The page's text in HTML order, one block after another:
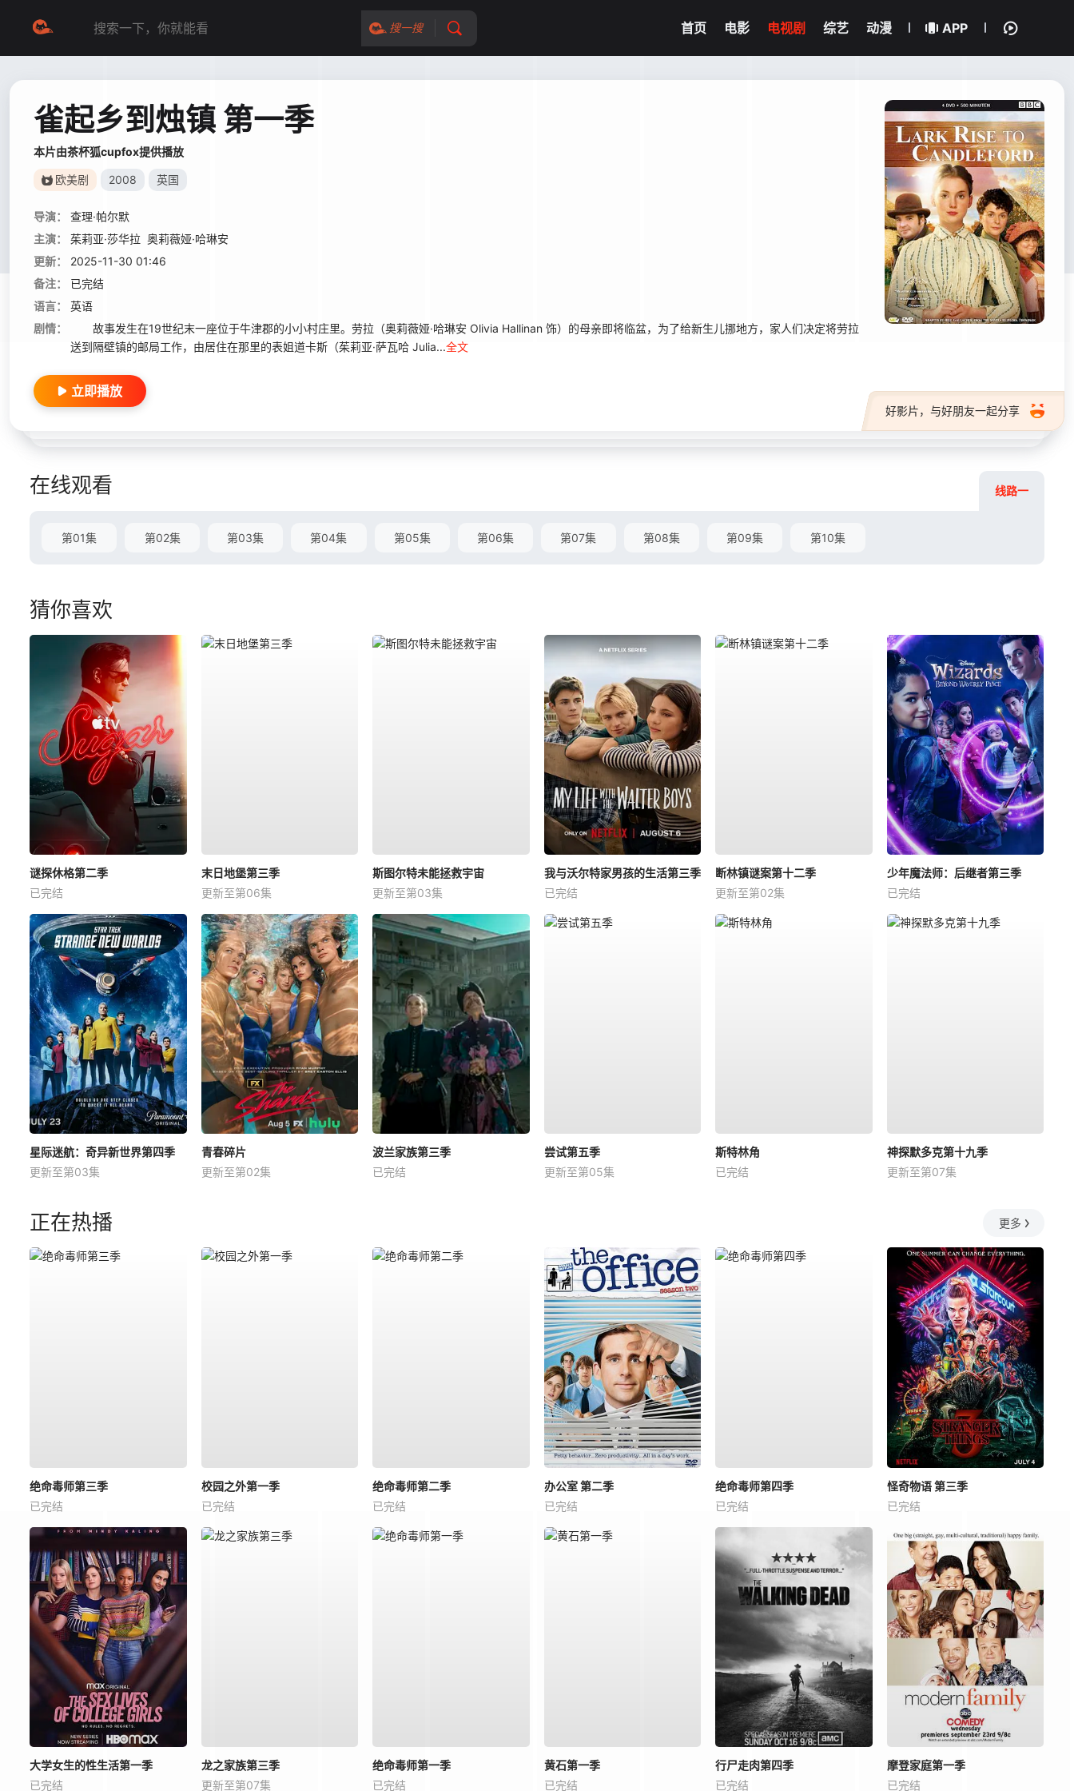
搜一搜 首页 电影 电视剧 综艺 动漫 APP
雀起乡到烛镇 第一季
本片由茶杯狐cupfox提供播放
欧美剧 2008 英国
导演：
查理·帕尔默
主演：
茱莉亚·莎华拉 奥莉薇娅·哈琳安
更新：
2025-11-30 01:46
备注：
已完结
语言：
英语
剧情：
故事发生在19世纪末一座位于牛津郡的小小村庄里。劳拉（奥莉薇娅·哈琳安 Olivia Hallinan 饰）的母亲即将临盆，为了给新生儿挪地方，家人们决定将劳拉
送到隔壁镇的邮局工作，由居住在那里的表姐道卡斯（茱莉亚·萨瓦哈 Julia...全文
好影片，与好朋友一起分享
立即播放
在线观看 线路一
第01集 第02集 第03集 第04集 第05集 第06集 第07集 第08集 第09集 第10集
猜你喜欢
谜探休格第二季
已完结
末日地堡第三季
更新至第06集
斯图尔特未能拯救宇宙
更新至第03集
我与沃尔特家男孩的生活第三季
已完结
断林镇谜案第十二季
更新至第02集
少年魔法师：后继者第三季
已完结
星际迷航：奇异新世界第四季
更新至第03集
青春碎片
更新至第02集
波兰家族第三季
已完结
尝试第五季
更新至第05集
斯特林角
已完结
神探默多克第十九季
更新至第07集
正在热播 更多
绝命毒师第三季
已完结
校园之外第一季
已完结
绝命毒师第二季
已完结
办公室 第二季
已完结
绝命毒师第四季
已完结
怪奇物语 第三季
已完结
大学女生的性生活第一季
已完结
龙之家族第三季
更新至第07集
绝命毒师第一季
已完结
黄石第一季
已完结
行尸走肉第四季
已完结
摩登家庭第一季
已完结